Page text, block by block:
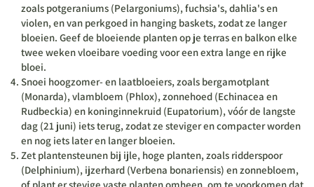
zoals potgeraniums (Pelargoniums), fuchsia's, dahlia's en
violen, en van perkgoed in hanging baskets, zodat ze langer
bloeien. Geef de bloeiende planten op je terras en balkon elke
twee weken vloeibare voeding voor een extra lange en rijke
bloei.
Snoei hoogzomer- en laatbloeiers, zoals bergamotplant
(Monarda), vlambloem (Phlox), zonnehoed (Echinacea en
Rudbeckia) en koninginnekruid (Eupatorium), vóór de langste
dag (21 juni) iets terug, zodat ze steviger en compacter worden
en nog iets later en langer bloeien.
Zet plantensteunen bij ijle, hoge planten, zoals ridderspoor
(Delphinium), ijzerhard (Verbena bonariensis) en zonnebloem,